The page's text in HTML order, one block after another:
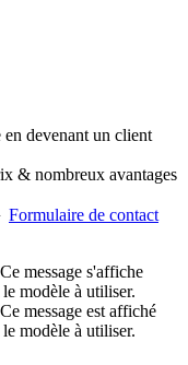
en devenant un client
& nombreux avantages
Formulaire de contact
message s'affiche
modèle à utiliser.
message est affiché
modèle à utiliser.